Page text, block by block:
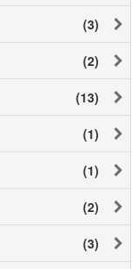
(3)
(2)
(13)
(1)
(1)
(2)
(3)